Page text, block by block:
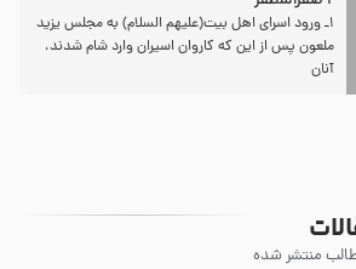
1ـ ورود اسراى اهل بیت‌(علیهم السلام) به مجلس یزید
ملعون پس از این كه كاروان اسیران وارد شام شدند،
آنان
منتشر شده